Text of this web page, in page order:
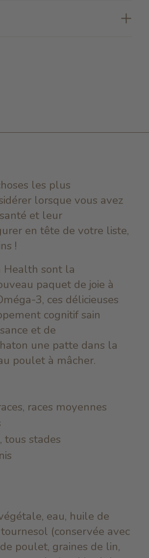
les plus
lorsque vous avez
et leur
en tête de votre liste,
!
Health sont la
paquet de joie à
3, ces délicieuses
cognitif sain
et de
une patte dans la
poulet à mâcher.
races moyennes
tous stades
eau, huile de
(conservée avec
poulet, graines de lin,